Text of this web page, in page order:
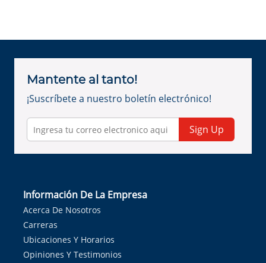
Mantente al tanto!
¡Suscríbete a nuestro boletín electrónico!
Sign Up
Información De La Empresa
Acerca De Nosotros
Carreras
Ubicaciones Y Horarios
Opiniones Y Testimonios